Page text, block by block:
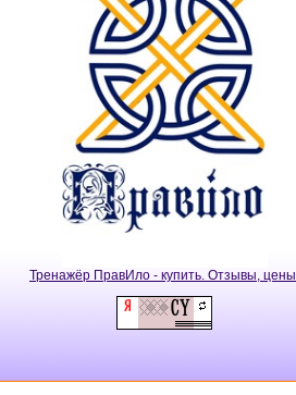
Тренажёр ПравИло - купить. Отзывы, цены.